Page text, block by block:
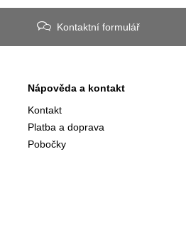
Kontaktní formulář
Nápověda a kontakt
Kontakt
Platba a doprava
Pobočky